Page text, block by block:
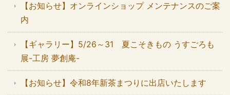
【お知らせ】オンラインショップ メンテナンスのご案
内
【ギャラリー】5/26～31 夏こそきもの うすごろも
展-工房 夢創庵-
【お知らせ】令和8年新茶まつりに出店いたします